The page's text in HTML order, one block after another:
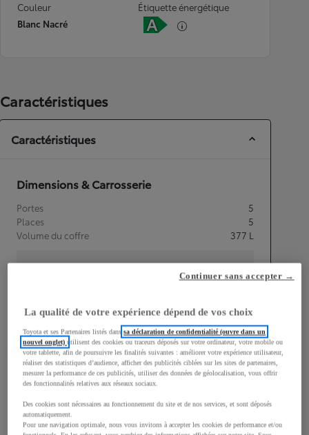
Couleur
Blanc Nacré
Étiquette énergétique
Caractéristiques
Caractéristiques
Dimensions & Carrosserie
Portes
5
Places
5
Volume du coffre
377 L
Longueur
4 360mm
Hauteur
1 555
mm
La qualité de votre expérience dépend de vos choix
Toyota et ses Partenaires listés danssa déclaration de confidentialité (ouvre dans un
nouvel onglet)utilisent des cookies ou traceurs déposés sur votre ordinateur, votre mobile ou
votre tablette, afin de poursuivre les finalités suivantes : améliorer votre expérience utilisateur,
réaliser des statistiques d’audience, afficher des publicités ciblées sur les sites de partenaires,
mesurer la performance de ces publicités, utiliser des données de géolocalisation, vous offrir
des fonctionnalités relatives aux réseaux sociaux.
Des cookies sont nécessaires au fonctionnement du site et de nos services, et sont déposés
automatiquement.
Pour une navigation optimale, nous vous invitons à accepter les cookies de performance et/ou
Continuer sans accepter →